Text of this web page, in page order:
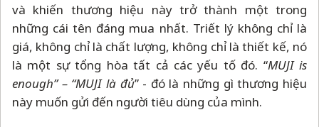
và khiến thương hiệu này trở thành một trong
những cái tên đáng mua nhất. Triết lý không chỉ là
giá, không chỉ là chất lượng, không chỉ là thiết kế, nó
là một sự tổng hòa tất cả các yếu tố đó. “MUJI is
enough”–“MUJI là đủ” - đó là những gì thương hiệu
này muốn gửi đến người tiêu dùng của mình.